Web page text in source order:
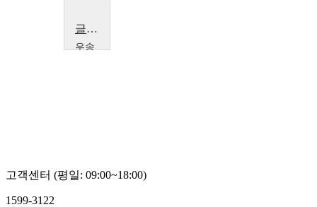
글로벌 커뮤니케이션을 위한 문법
우송
고객센터 (평일: 09:00~18:00)
1599-3122